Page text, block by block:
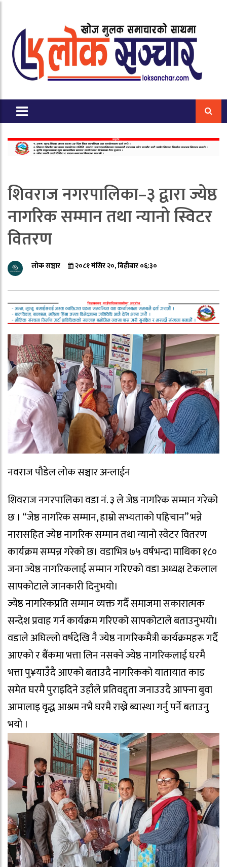
शिवराज नगरपालिका–३ द्वारा ज्येष्ठ
नागरिक सम्मान तथा न्यानो स्विटर
वितरण
लोक सञ्चार २०८१ मंसिर २०, बिहीबार ०६:३०
नवराज पौडेल लोक सञ्चार अन्लाईन
शिवराज नगरपालिका वडा नं. ३ ले जेष्ठ नागरिक सम्मान गरेको
छ । “जेष्ठ नागरिक सम्मान, हाम्रो सभ्यताको पहिचान” भन्ने
नारासहित ज्येष्ठ नागरिक सम्मान तथा न्यानो स्वेटर वितरण
कार्यक्रम सम्पन्न गरेको छ। वडाभित्र ७५ वर्षभन्दा माथिका १८०
जना ज्येष्ठ नागरिकलाई सम्मान गरिएको वडा अध्यक्ष टेकलाल
सापकोटाले जानकारी दिनुभयो।
ज्येष्ठ नागरिकप्रति सम्मान व्यक्त गर्दै समाजमा सकारात्मक
सन्देश प्रवाह गर्न कार्यक्रम गरिएको सापकोटाले बताउनुभयो।
वडाले अघिल्लो वर्षदेखि नै ज्येष्ठ नागरिकमैत्री कार्यक्रमहरू गर्दै
आएको र बैंकमा भत्ता लिन नसक्ने ज्येष्ठ नागरिकलाई घरमै
भत्ता पु¥याउँदै आएको बताउदै नागरिकको यातायात काड
समेत घरमै पुराइदिने उहाँले प्रतिवद्द्ता जनाउउदै आफ्ना बुवा
आमालाइ वृद्ध आश्रम नभै घरमै राख्ने ब्यास्था गर्नु पर्ने बताउनु
भयो ।